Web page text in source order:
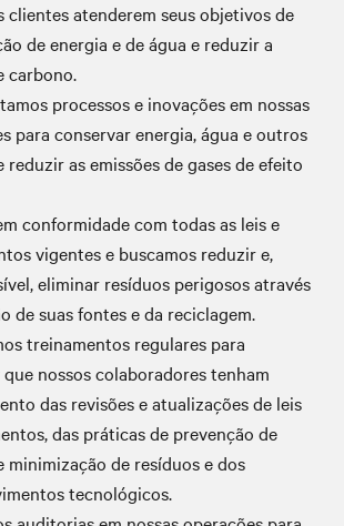
clientes atenderem seus objetivos de
de energia e de água e reduzir a
carbono.
processos e inovações em nossas
para conservar energia, água e outros
reduzir as emissões de gases de efeito
conformidade com todas as leis e
vigentes e buscamos reduzir e,
eliminar resíduos perigosos através
de suas fontes e da reciclagem.
treinamentos regulares para
nossos colaboradores tenham
das revisões e atualizações de leis
das práticas de prevenção de
minimização de resíduos e dos
tecnológicos.